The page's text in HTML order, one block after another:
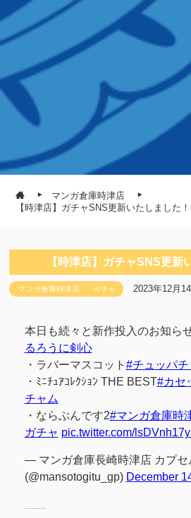
マンガ倉庫時津店
【時津店】ガチャSNS更新いたしました
【時津店】ガチャSNS更新
マンガ倉庫時津店 ガチャ 2023年12月
本日も続々と新作投入のお知ら
るろうに剣心
・ラバーマスコット #チュッパチ
・ﾐﾆﾁｭｱｺﾚｸｼｮﾝ THE BEST#カセ
チャム
・ならぶんです2#マンガ倉庫時
ガチャ pic.twitter.com/
— マンガ倉庫長崎時津店 カプセ
(@mansotogitu_gp) December